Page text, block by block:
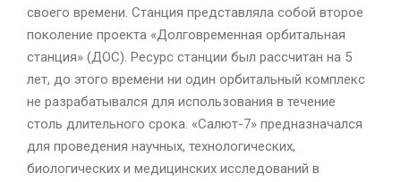
своего времени. Станция представляла собой второе
поколение проекта «Долговременная орбитальная
станция» (ДОС). Ресурс станции был рассчитан на 5
лет, до этого времени ни один орбитальный комплекс
не разрабатывался для использования в течение
столь длительного срока. «Салют-7» предназначался
для проведения научных, технологических,
биологических и медицинских исследований в